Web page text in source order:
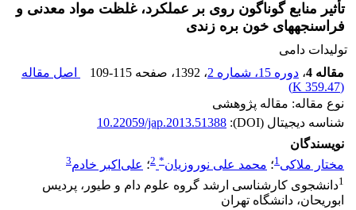
تأثیر منابع گوناگون روی بر عملکرد، غلظت مواد معدنی و
فراسنجه‏های خون بره زندی
تولیدات دامی
مقاله 4
، دوره 15، شماره 2 ، 1392 ، صفحه 109-115
اصل مقاله
(
359.47 K
)
نوع مقاله: مقاله پژوهشی
شناسه دیجیتال (DOI):
10.22059/jap.2013.51388
نویسندگان
مختار ملاکی1؛ محمد علی نوروزیان*
2؛ علی‌اکبر خادم3
1دانشجوی کارشناسی ارشد گروه علوم دام و طیور، پردیس
ابوریحان، دانشگاه تهران